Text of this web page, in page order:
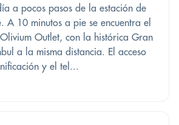
a pocos pasos de la estación de
A 10 minutos a pie se encuentra el
Outlet, con la histórica Gran
a la misma distancia. El acceso
y el tel...